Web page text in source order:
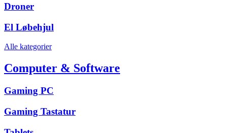
Droner
El Løbehjul
Alle kategorier
Computer & Software
Gaming PC
Gaming Tastatur